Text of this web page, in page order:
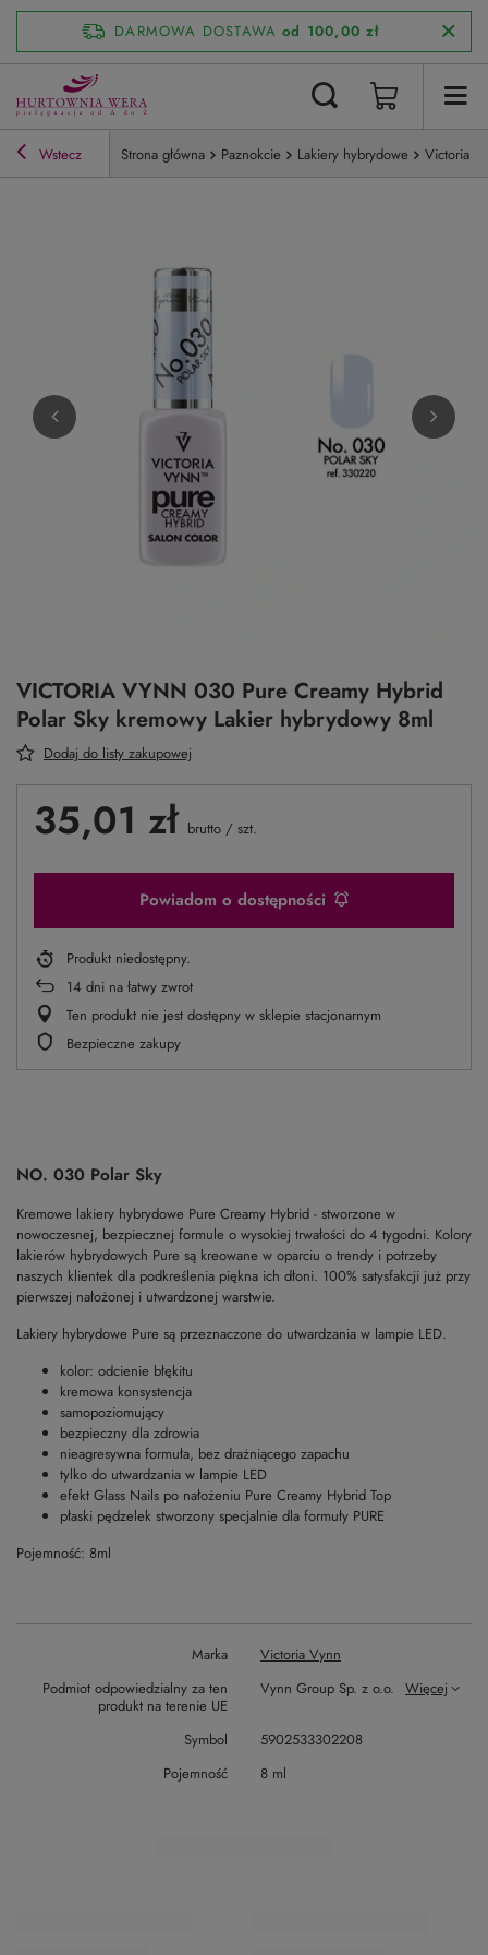
DARMOWA DOSTAWA od 100,00 zł
Wstecz Strona główna Paznokcie Lakiery hybrydowe Victoria
VICTORIA VYNN 030 Pure Creamy Hybrid
Polar Sky kremowy Lakier hybrydowy 8ml
Dodaj do listy zakupowej
35,01 zł brutto / szt.
Powiadom o dostępności
Produkt niedostępny
14 dni na łatwy zwrot
Ten produkt nie jest dostępny w sklepie stacjonarnym
Bezpieczne zakupy
NO. 030 Polar Sky
Kremowe lakiery hybrydowe Pure Creamy Hybrid - stworzone w
nowoczesnej, bezpiecznej formule o wysokiej trwałości do 4 tygodni. Kolory
lakierów hybrydowych Pure są kreowane w oparciu o trendy i potrzeby
naszych klientek dla podkreślenia piękna ich dłoni. 100% satysfakcji już przy
pierwszej nałożonej i utwardzonej warstwie.
Lakiery hybrydowe Pure są przeznaczone do utwardzania w lampie LED.
kolor: odcienie błękitu
kremowa konsystencja
samopoziomujący
bezpieczny dla zdrowia
nieagresywna formuła, bez drażniącego zapachu
tylko do utwardzania w lampie LED
efekt Glass Nails po nałożeniu Pure Creamy Hybrid Top
płaski pędzelek stworzony specjalnie dla formuły PURE
Pojemność: 8ml
Marka
Victoria Vynn
Podmiot odpowiedzialny za ten
produkt na terenie UE
Vynn Group Sp. z o.o. Więcej
Symbol
5902533302208
Pojemność
8 ml